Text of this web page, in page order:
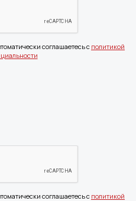
соглашаетесь с политикой
соглашаетесь с политикой